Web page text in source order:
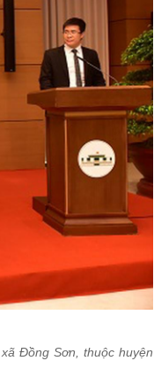
Đồng Sơn, thuộc huyện